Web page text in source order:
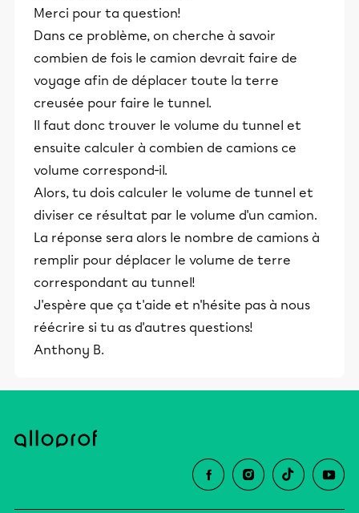
Merci pour ta question!
Dans ce problème, on cherche à savoir
combien de fois le camion devrait faire de
voyage afin de déplacer toute la terre
creusée pour faire le tunnel.
Il faut donc trouver le volume du tunnel et
ensuite calculer à combien de camions ce
volume correspond-il.
Alors, tu dois calculer le volume de tunnel et
diviser ce résultat par le volume d'un camion.
La réponse sera alors le nombre de camions à
remplir pour déplacer le volume de terre
correspondant au tunnel!
J'espère que ça t'aide et n'hésite pas à nous
réécrire si tu as d'autres questions!
Anthony B.